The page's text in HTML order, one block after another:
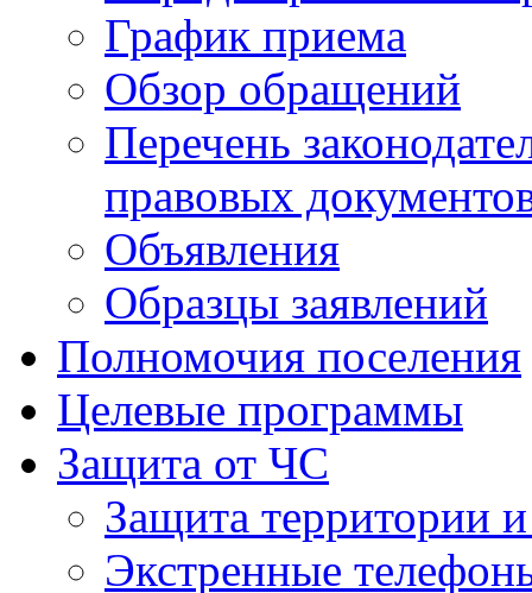
График приема
Обзор обращений
Перечень
правовых
Объявления
Образцы заявлений
Полномочия поселения
Целевые программы
Защита от ЧС
Защита территории
Экстренные